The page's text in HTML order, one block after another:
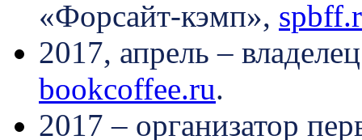
«Форсайт-кэмп»,
2017, апрель –
bookcoffee.ru.
2017 – организатор